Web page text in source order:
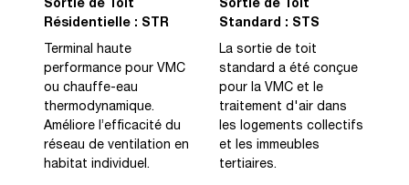
Sortie de Toit
Résidentielle : STR
Terminal haute
performance pour VMC
ou chauffe-eau
thermodynamique.
Améliore l’efficacité du
réseau de ventilation en
habitat individuel.
Sortie de Toit
Standard : STS
La sortie de toit
standard a été conçue
pour la VMC et le
traitement d'air dans
les logements collectifs
et les immeubles
tertiaires.